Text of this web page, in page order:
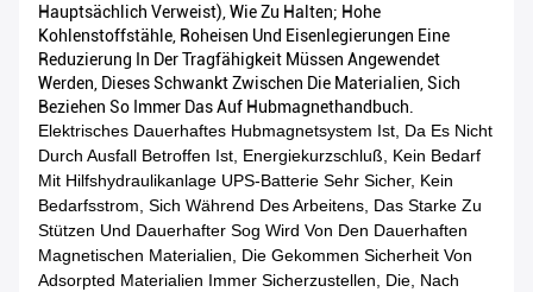
Hauptsächlich Verweist), Wie Zu Halten; Hohe
Kohlenstoffstähle, Roheisen Und Eisenlegierungen Eine
Reduzierung In Der Tragfähigkeit Müssen Angewendet
Werden, Dieses Schwankt Zwischen Die Materialien, Sich
Beziehen So Immer Das Auf Hubmagnethandbuch.
Elektrisches Dauerhaftes Hubmagnetsystem Ist, Da Es Nicht
Durch Ausfall Betroffen Ist, Energiekurzschluß, Kein Bedarf
Mit Hilfshydraulikanlage UPS-Batterie Sehr Sicher, Kein
Bedarfsstrom, Sich Während Des Arbeitens, Das Starke Zu
Stützen Und Dauerhafter Sog Wird Von Den Dauerhaften
Magnetischen Materialien, Die Gekommen Sicherheit Von
Adsorpted Materialien Immer Sicherzustellen, Die, Nach